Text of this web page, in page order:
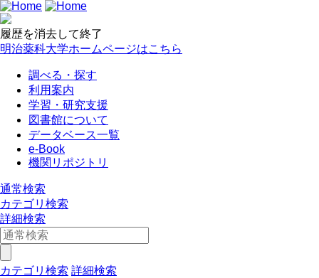
履歴を消去して終了
明治薬科大学ホームページはこちら
調べる・探す
利用案内
学習・研究支援
図書館について
データベース一覧
e-Book
機関リポジトリ
通常検索
カテゴリ検索
詳細検索
カテゴリ検索 詳細検索